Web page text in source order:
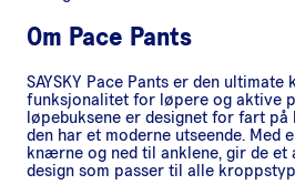
Om Pace Pants
SAYSKY Pace Pants er den
funksjonalitet for løpere og aktive
løpebuksene er designet for fart
den har et moderne utseende. Med
knærne og ned til anklene, gir de
design som passer til alle